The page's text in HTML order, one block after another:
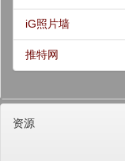
iG照片墙
推特网
资源